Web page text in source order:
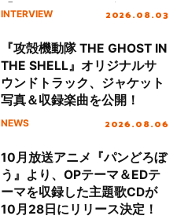
「Amore」インタビュー
INTERVIEW 2026.08.03
『攻殻機動隊 THE GHOST IN
THE SHELL』オリジナルサ
ウンドトラック、ジャケット
写真＆収録楽曲を公開！
NEWS 2026.08.06
10月放送アニメ『パンどろぼ
う』より、OPテーマ＆EDテ
ーマを収録した主題歌CDが
10月28日にリリース決定！